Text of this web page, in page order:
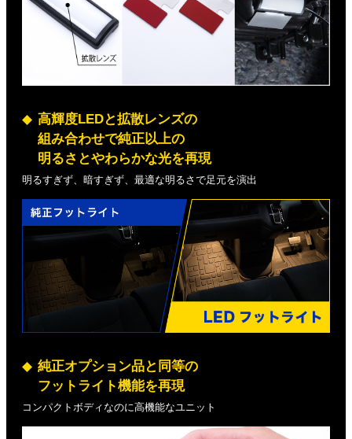
高輝度LEDと拡散レンズの
組み合わせで純正以上の
明るさとやわらかな光を再現
明るすぎず、暗すぎず、最適な明るさで足元を演出
純正オプション品と同等の
フットライト機能を再現
コンパクトボディなのに高機能なユニット